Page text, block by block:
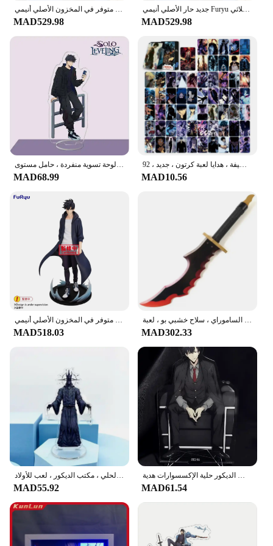
متوفر في المخزون الأصلي أنيمي Furyu سولو التسوية الثلاثي ثلاثي It الشكل-Sung Jinwoo عمل الشكل 21 سنتيمتر البلاستيكية جامع نموذج اللعب الهدايا
MAD529.98
جديد حار الأصلي أنيمي Furyu سولو التسوية الثلاثي Try-It الشكل-Sung Jinwoo عمل الشكل 21 سنتيمتر بولي كلوريد الفينيل جامع نموذج اللعب الهدايا
MAD529.98
حامل أكريليك لديكور المكتب ، لوحة تسوية منفردة ، حامل مستوى Dake Up ، شخصيات لعبة أكشن ، دمية أكريليك كين ، سونغ جين وو
MAD68.99
مجموعة بطاقات التسوية المنفردة للأنمي ، ألعاب كلاسيكية أنيقة للأولاد ، بطاقات تذكارية إبداعية لطيفة ، هدايا لعبة كرتون ، جديد ، 92:
MAD10.56
MAD518.03 MAD302.33
MAD55.92 MAD61.54